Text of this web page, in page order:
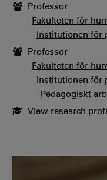
Professor
Fakulteten för
Institutionen för
Professor
Fakulteten för
Institutionen för
Pedagogiskt
View research